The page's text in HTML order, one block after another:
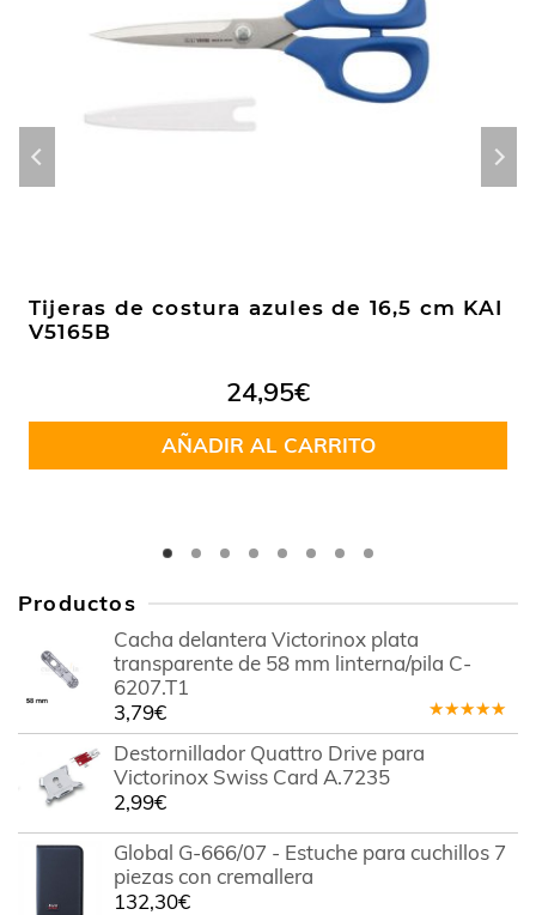
Tijeras de costura azules de 16,5 cm KAI
V5165B
24,95€
AÑADIR AL CARRITO
Productos
Cacha delantera Victorinox plata
transparente de 58 mm linterna/pila C-
6207.T1
Valorado
3,79€
Destornillador Quattro Drive para
Victorinox Swiss Card A.7235
2,99€
Global G-666/07 - Estuche para cuchillos 7
piezas con cremallera
132,30€